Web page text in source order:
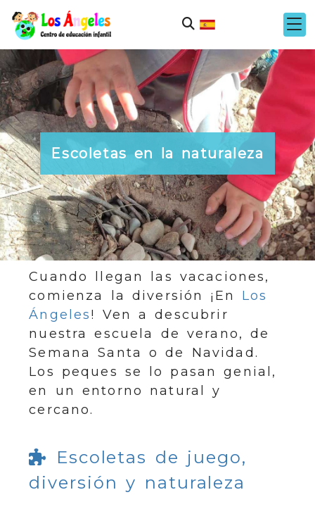
Escoletas en la naturaleza
Cuando llegan las vacaciones,
comienza la diversión ¡En Los
Ángeles! Ven a descubrir
nuestra escuela de verano, de
Semana Santa o de Navidad.
Los peques se lo pasan genial,
en un entorno natural y
cercano.
Escoletas de juego,
diversión y naturaleza